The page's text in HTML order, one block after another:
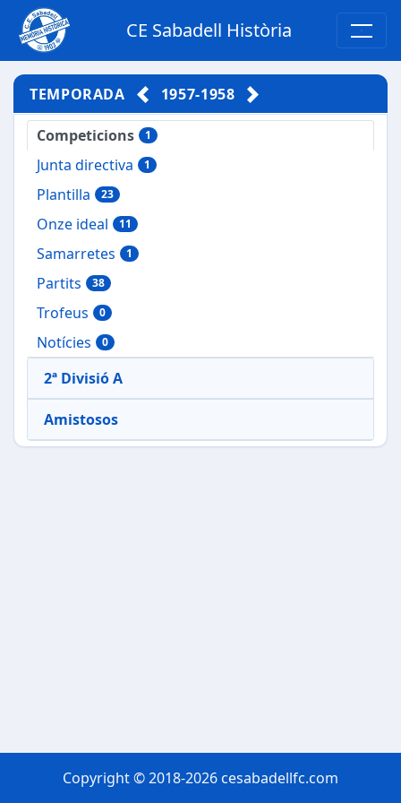
CE Sabadell Història
TEMPORADA 1957-1958
Competicions 1
Junta directiva 1
Plantilla 23
Onze ideal 11
Samarretes 1
Partits 38
Trofeus 0
Notícies 0
2ª Divisió A
Amistosos
Copyright © 2018-2026 cesabadellfc.com